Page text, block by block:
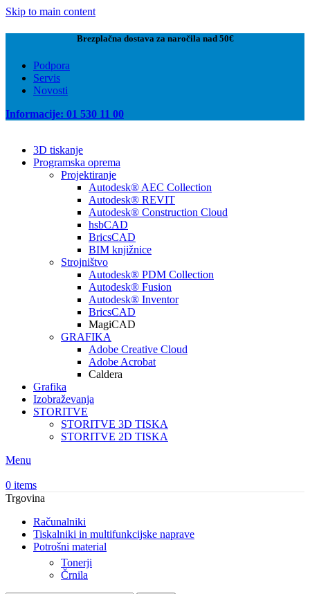
Skip to main content
Brezplačna dostava za naročila nad 50€
Podpora
Servis
Novosti
Informacije: 01 530 11 00
3D tiskanje
Programska oprema
Projektiranje
Autodesk® AEC Collection
Autodesk® REVIT
Autodesk® Construction Cloud
hsbCAD
BricsCAD
BIM knjižnice
Strojništvo
Autodesk® PDM Collection
Autodesk® Fusion
Autodesk® Inventor
BricsCAD
MagiCAD
GRAFIKA
Adobe Creative Cloud
Adobe Acrobat
Caldera
Grafika
Izobraževanja
STORITVE
STORITVE 3D TISKA
STORITVE 2D TISKA
Menu
0 items
Trgovina
Računalniki
Tiskalniki in multifunkcijske naprave
Potrošni material
Tonerji
Črnila